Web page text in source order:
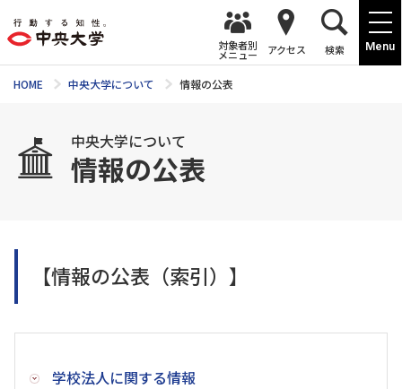
Menu
対象者別
メニュー アクセス 検索
HOME 中央大学について 情報の公表
中央大学について
情報の公表
【情報の公表（索引）】
学校法人に関する情報